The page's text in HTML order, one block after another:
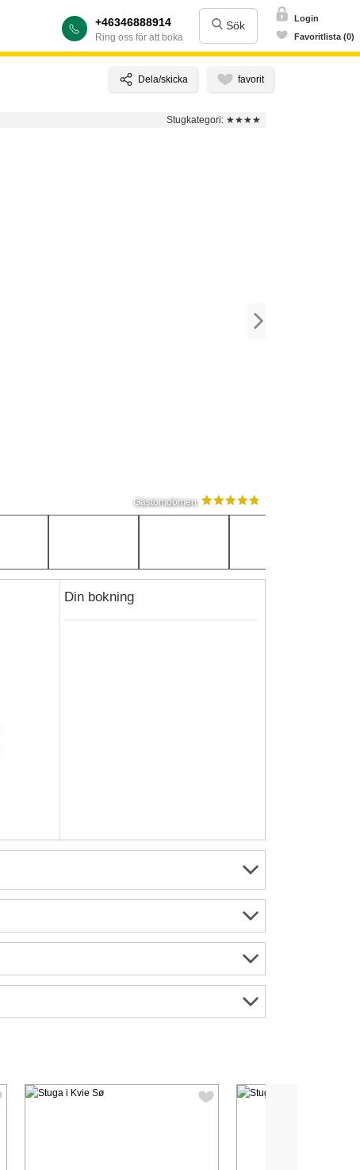
+46346888914
Ring oss för att boka
Sök
Login
Favoritlista (0)
Stugkategori: ★★★★
Gästomdömen
Din bokning